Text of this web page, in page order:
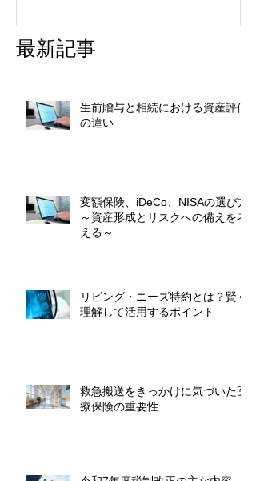
最新記事
生前贈与と相続における資産評価
の違い
変額保険、iDeCo、NISAの選び方
～資産形成とリスクへの備えを考
える～
リビング・ニーズ特約とは？賢く
理解して活用するポイント
救急搬送をきっかけに気づいた医
療保険の重要性